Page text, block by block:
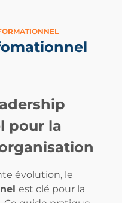
pour la
évolution, le
est clé pour la